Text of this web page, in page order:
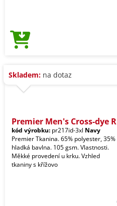
Skladem: na dotaz
Premier Men's Cross-dye R
kód výrobku: pr217id-3xl Navy
Premier Tkanina. 65% polyester, 35%
hladká bavlna. 105 gsm. Vlastnosti.
Měkké provedení u krku. Vzhled
tkaniny s křížovo